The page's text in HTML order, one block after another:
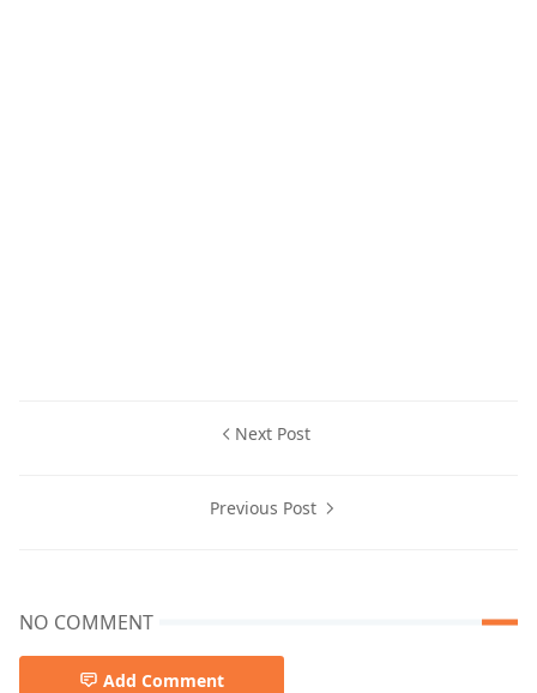
Next Post
Previous Post
NO COMMENT
Add Comment